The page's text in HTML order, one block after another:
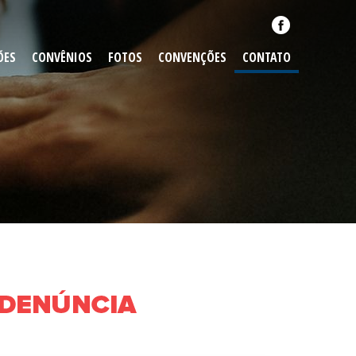
CONVÊNIOS FOTOS CONVENÇÕES CONTATO